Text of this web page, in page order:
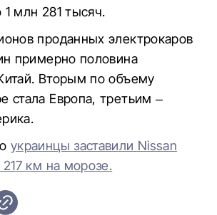
млн 281 тысяч.
проданных электрокаров
примерно половина
Вторым по объему
стала Европа, третьим –
украинцы заставили Nissan
217 км на морозе.